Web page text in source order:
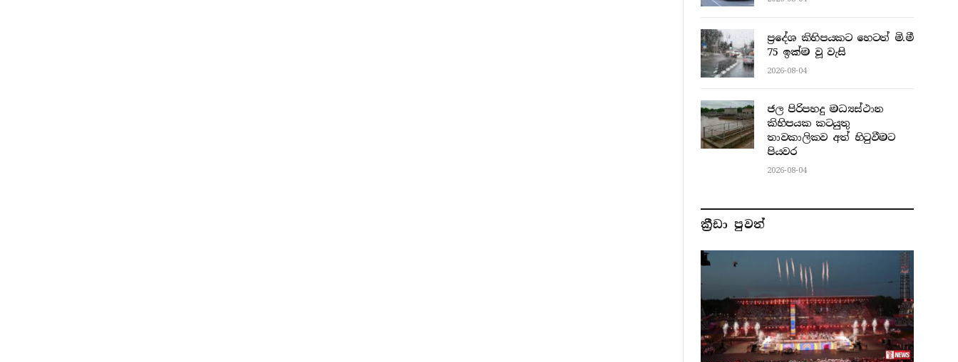
ප්‍රදේශ කිහිපයකට හෙටත් මි.මී
75 ඉක්ම වූ වැසි
2026-08-04
ජල පිරිපහදු මධ්‍යස්ථාන
කිහිපයක කටයුතු
තාවකාලිකව අත් හිටුවීමට
පියවර
2026-08-04
ක්‍රීඩා පුවත්